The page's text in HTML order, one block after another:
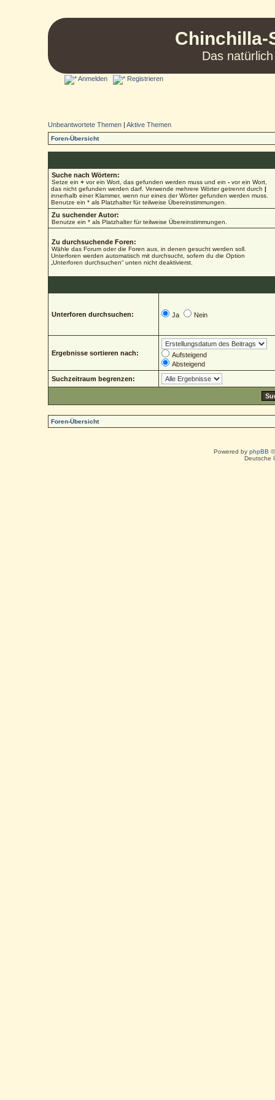
Chinchilla-
Das
Anmelden Registrieren
Unbeantwortete Themen |Aktive Themen
Foren-Übersicht
Suche nach Wörtern:
Setze ein+ vor ein Wort, das gefunden werden muss und ein- vor ein Wort,
das nicht gefunden werden darf. Verwende mehrere Wörter getrennt durch|
innerhalb einer Klammer, wenn nur eines der Wörter gefunden werden muss.
Benutze ein * als Platzhalter für teilweise Übereinstimmungen.
Zu suchender Autor:
Benutze ein * als Platzhalter für teilweise Übereinstimmungen.
Zu durchsuchende Foren:
Wähle das Forum oder die Foren aus, in denen gesucht werden soll.
Unterforen werden automatisch mit durchsucht, sofern du die Option
„Unterforen durchsuchen“ unten nicht deaktivierst.
Unterforen durchsuchen: Ja Nein
Ergebnisse sortieren nach:
Aufsteigend
Absteigend
Suchzeitraum begrenzen:
Foren-Übersicht
Powered by phpBB
Deutsche